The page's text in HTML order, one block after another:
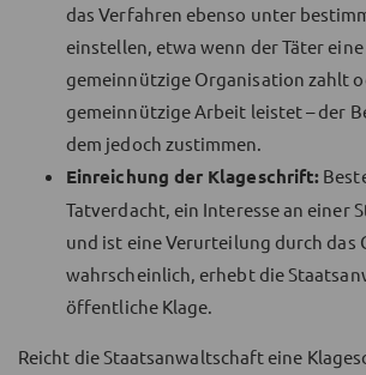
das Verfahren ebenso unter
einstellen, etwa wenn der Täter eine
gemeinnützige Organisation zahlt
gemeinnützige Arbeit leistet – der
dem jedoch zustimmen.
Einreichung der Klageschrift:
Tatverdacht, ein Interesse an einer
und ist eine Verurteilung durch das
wahrscheinlich, erhebt die
öffentliche Klage.
Reicht die Staatsanwaltschaft eine